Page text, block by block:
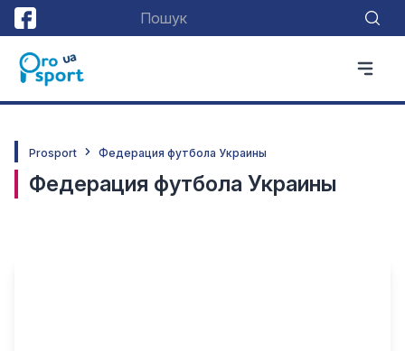
Prosport Федерация футбола Украины
Федерация футбола Украины